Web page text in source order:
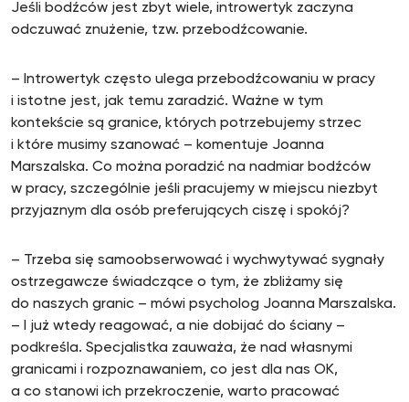
Jeśli bodźców jest zbyt wiele, introwertyk zaczyna
odczuwać znużenie, tzw. przebodźcowanie.
– Introwertyk często ulega przebodźcowaniu w pracy
i istotne jest, jak temu zaradzić. Ważne w tym
kontekście są granice, których potrzebujemy strzec
i które musimy szanować – komentuje Joanna
Marszalska. Co można poradzić na nadmiar bodźców
w pracy, szczególnie jeśli pracujemy w miejscu niezbyt
przyjaznym dla osób preferujących ciszę i spokój?
– Trzeba się samoobserwować i wychwytywać sygnały
ostrzegawcze świadczące o tym, że zbliżamy się
do naszych granic – mówi psycholog Joanna Marszalska.
– I już wtedy reagować, a nie dobijać do ściany –
podkreśla. Specjalistka zauważa, że nad własnymi
granicami i rozpoznawaniem, co jest dla nas OK,
a co stanowi ich przekroczenie, warto pracować